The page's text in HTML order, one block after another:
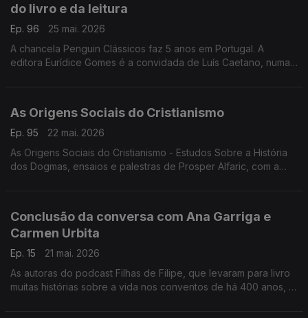
do livro e da leitura
Ep. 96
25 mai. 2026
A chancela Penguin Clássicos faz 5 anos em Portugal. A
editora Eurídice Gomes é a convidada de Luís Caetano, numa
As Origens Sociais do Cristianismo
Ep. 95
22 mai. 2026
As Origens Sociais do Cristianismo - Estudos Sobre a História
dos Dogmas, ensaios e palestras de Prosper Alfaric, com a
Conclusão da conversa com Ana Garriga e
Carmen Urbita
Ep. 15
21 mai. 2026
As autoras do podcast Filhas de Filipe, que levaram para livro
muitas histórias sobre a vida nos conventos de há 400 anos, à